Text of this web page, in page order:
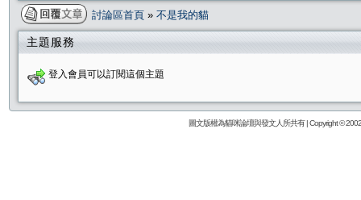
討論區首頁 » 不是我的貓
主題服務
登入會員可以訂閱這個主題
圖文版權為貓咪論壇與發文人所共有 | Copyright ©